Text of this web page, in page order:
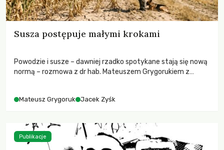
Susza postępuje małymi krokami
Powodzie i susze – dawniej rzadko spotykane stają się nową
normą – rozmowa z dr hab. Mateuszem Grygorukiem z
Mateusz Grygoruk Jacek Zyśk
Publikacje